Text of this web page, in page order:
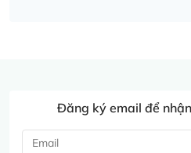
Đăng ký email để